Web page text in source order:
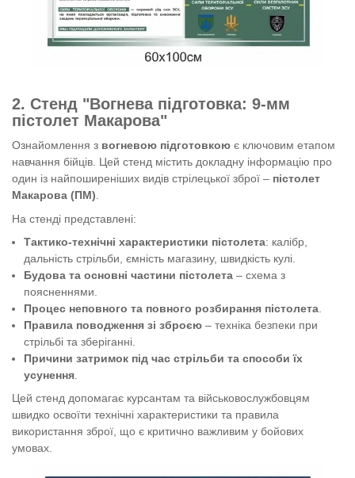
2. Стенд "Вогнева підготовка: 9-мм
пістолет Макарова"
Ознайомлення з вогневою підготовкою є ключовим етапом
навчання бійців. Цей стенд містить докладну інформацію про
один із найпоширеніших видів стрілецької зброї – пістолет
Макарова (ПМ).
На стенді представлені:
Тактико-технічні характеристики пістолета: калібр,
дальність стрільби, ємність магазину, швидкість кулі.
Будова та основні частини пістолета – схема з
поясненнями.
Процес неповного та повного розбирання пістолета
Правила поводження зі зброєю – техніка безпеки при
стрільбі та зберіганні.
Причини затримок під час стрільби та способи їх
усунення
Цей стенд допомагає курсантам та військовослужбовцям
швидко освоїти технічні характеристики та правила
використання зброї, що є критично важливим у бойових
умовах.